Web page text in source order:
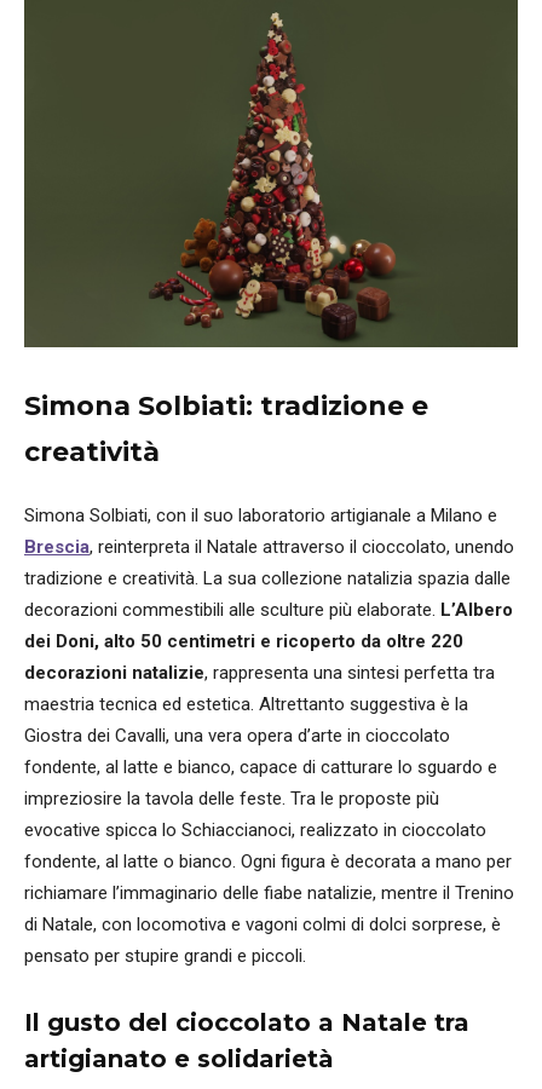
Simona Solbiati: tradizione e
creatività
Simona Solbiati, con il suo laboratorio artigianale a Milano e
Brescia, reinterpreta il Natale attraverso il cioccolato, unendo
tradizione e creatività. La sua collezione natalizia spazia dalle
decorazioni commestibili alle sculture più elaborate. L’Albero
dei Doni, alto 50 centimetri e ricoperto da oltre 220
decorazioni natalizie, rappresenta una sintesi perfetta tra
maestria tecnica ed estetica. Altrettanto suggestiva è la
Giostra dei Cavalli, una vera opera d’arte in cioccolato
fondente, al latte e bianco, capace di catturare lo sguardo e
impreziosire la tavola delle feste. Tra le proposte più
evocative spicca lo Schiaccianoci, realizzato in cioccolato
fondente, al latte o bianco. Ogni figura è decorata a mano per
richiamare l’immaginario delle fiabe natalizie, mentre il Trenino
di Natale, con locomotiva e vagoni colmi di dolci sorprese, è
pensato per stupire grandi e piccoli.
Il gusto del cioccolato a Natale tra
artigianato e solidarietà